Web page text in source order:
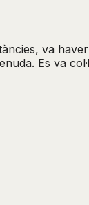
va
Es va